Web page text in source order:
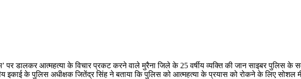
पर डालकर आत्महत्या के विचार प्रकट करने वाले मुरैना जिले के 25 वर्षीय व्यक्ति की जान साइबर
इकाई के पुलिस अधीक्षक जितेंद्र सिंह ने बताया कि पुलिस को आत्महत्या के प्रयास को रोकने के लिए सोशल